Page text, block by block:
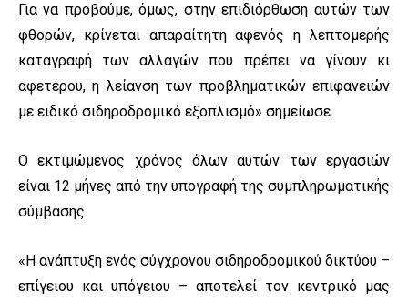
Για να προβούμε, όμως, στην επιδιόρθωση αυτών των
φθορών, κρίνεται απαραίτητη αφενός η λεπτομερής
καταγραφή των αλλαγών που πρέπει να γίνουν κι
αφετέρου, η λείανση των προβληματικών επιφανειών
με ειδικό σιδηροδρομικό εξοπλισμό» σημείωσε.
Ο εκτιμώμενος χρόνος όλων αυτών των εργασιών
είναι 12 μήνες από την υπογραφή της συμπληρωματικής
σύμβασης.
«Η ανάπτυξη ενός σύγχρονου σιδηροδρομικού δικτύου –
επίγειου και υπόγειου – αποτελεί τον κεντρικό μας